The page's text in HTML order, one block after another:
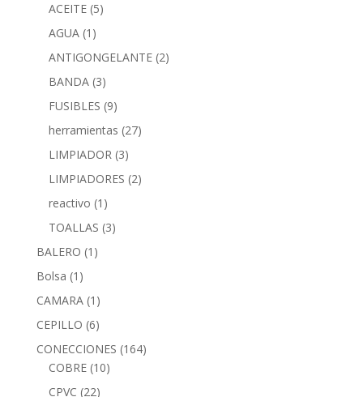
ACEITE (5)
AGUA (1)
ANTIGONGELANTE (2)
BANDA (3)
FUSIBLES (9)
herramientas (27)
LIMPIADOR (3)
LIMPIADORES (2)
reactivo (1)
TOALLAS (3)
BALERO (1)
Bolsa (1)
CAMARA (1)
CEPILLO (6)
CONECCIONES (164)
COBRE (10)
CPVC (22)